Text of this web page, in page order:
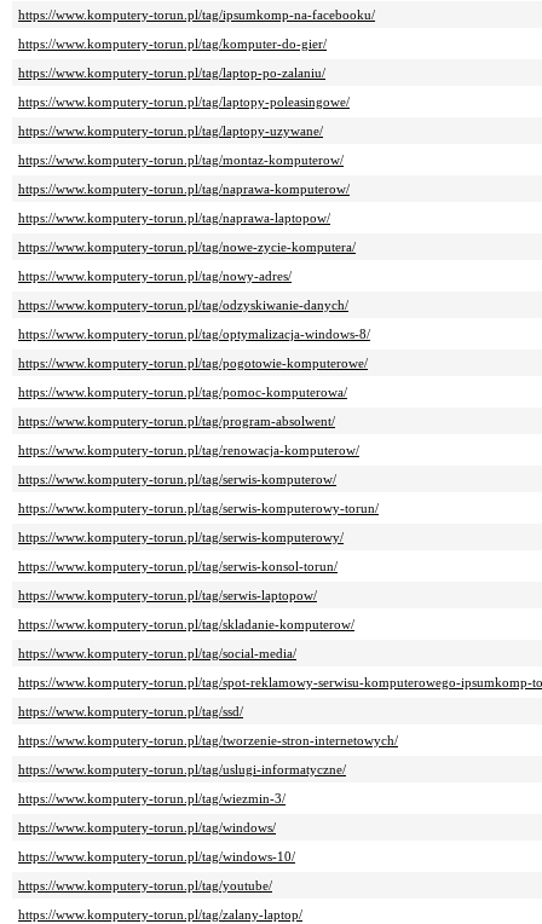
https://www.komputery-torun.pl/tag/ipsumkomp-na-facebooku/
https://www.komputery-torun.pl/tag/komputer-do-gier/
https://www.komputery-torun.pl/tag/laptop-po-zalaniu/
https://www.komputery-torun.pl/tag/laptopy-poleasingowe/
https://www.komputery-torun.pl/tag/laptopy-uzywane/
https://www.komputery-torun.pl/tag/montaz-komputerow/
https://www.komputery-torun.pl/tag/naprawa-komputerow/
https://www.komputery-torun.pl/tag/naprawa-laptopow/
https://www.komputery-torun.pl/tag/nowe-zycie-komputera/
https://www.komputery-torun.pl/tag/nowy-adres/
https://www.komputery-torun.pl/tag/odzyskiwanie-danych/
https://www.komputery-torun.pl/tag/optymalizacja-windows-8/
https://www.komputery-torun.pl/tag/pogotowie-komputerowe/
https://www.komputery-torun.pl/tag/pomoc-komputerowa/
https://www.komputery-torun.pl/tag/program-absolwent/
https://www.komputery-torun.pl/tag/renowacja-komputerow/
https://www.komputery-torun.pl/tag/serwis-komputerow/
https://www.komputery-torun.pl/tag/serwis-komputerowy-torun/
https://www.komputery-torun.pl/tag/serwis-komputerowy/
https://www.komputery-torun.pl/tag/serwis-konsol-torun/
https://www.komputery-torun.pl/tag/serwis-laptopow/
https://www.komputery-torun.pl/tag/skladanie-komputerow/
https://www.komputery-torun.pl/tag/social-media/
https://www.komputery-torun.pl/tag/spot-reklamowy-serwisu-komputerowego-ipsumkomp-
https://www.komputery-torun.pl/tag/ssd/
https://www.komputery-torun.pl/tag/tworzenie-stron-internetowych/
https://www.komputery-torun.pl/tag/uslugi-informatyczne/
https://www.komputery-torun.pl/tag/wiezmin-3/
https://www.komputery-torun.pl/tag/windows/
https://www.komputery-torun.pl/tag/windows-10/
https://www.komputery-torun.pl/tag/youtube/
https://www.komputery-torun.pl/tag/zalany-laptop/